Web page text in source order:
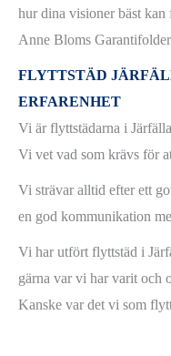
hur dina visioner bäst
Anne Bloms
FLYTTSTÄD
ERFARENHET
Vi är flyttstädarna i
Vi vet vad som krävs för
Vi strävar alltid efter ett
en god kommunikation
Vi har utfört flyttstäd i
gärna var vi har varit och
Kanske var det vi som